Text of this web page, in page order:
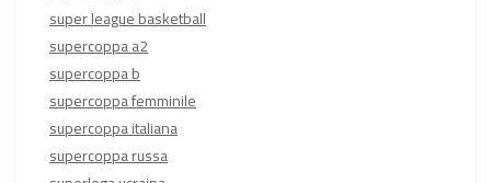
super league basketball
supercoppa a2
supercoppa b
supercoppa femminile
supercoppa italiana
supercoppa russa